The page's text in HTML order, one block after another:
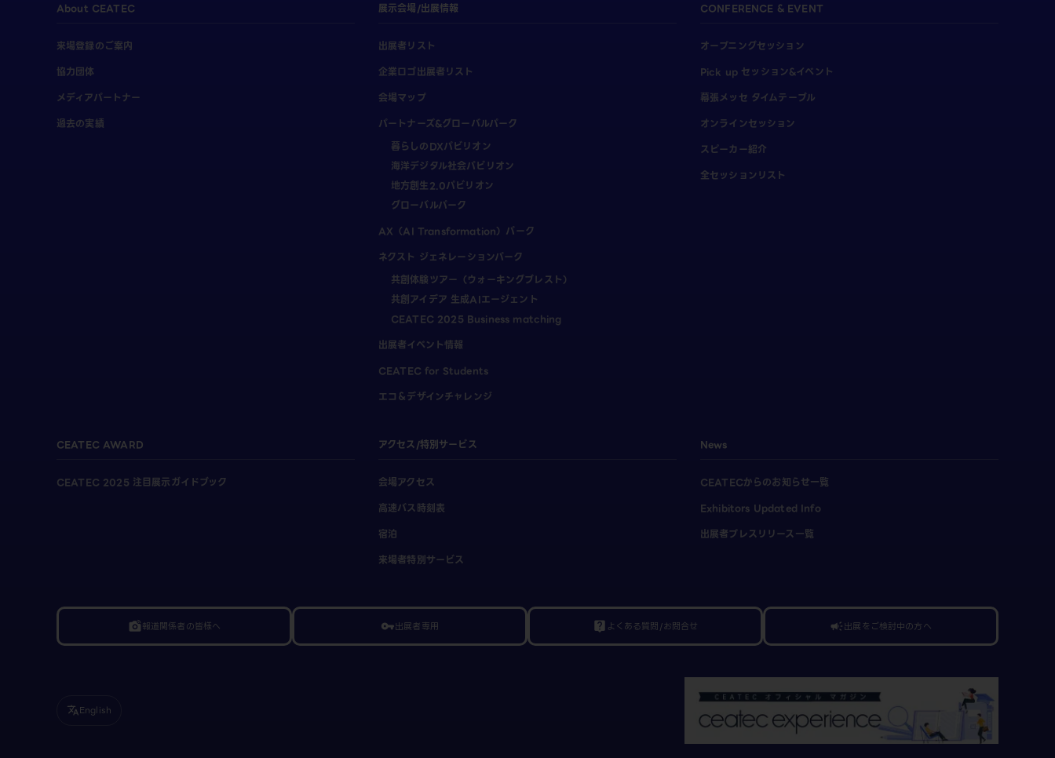
About CEATEC
来場登録のご案内
協力団体
メディアパートナー
過去の実績
展示会場/出展情報
出展者リスト
企業ロゴ出展者リスト
会場マップ
パートナーズ&グローバルパーク
暮らしのDXパビリオン
海洋デジタル社会パビリオン
地方創生2.0パビリオン
グローバルパーク
AX（AI Transformation）パーク
ネクスト ジェネレーションパーク
共創体験ツアー（ウォーキングブレスト）
共創アイデア 生成AIエージェント
CEATEC 2025 Business matching
出展者イベント情報
CEATEC for Students
エコ＆デザインチャレンジ
CONFERENCE & EVENT
オープニングセッション
Pick up セッション&イベント
幕張メッセ タイムテーブル
オンラインセッション
スピーカー紹介
全セッションリスト
CEATEC AWARD
CEATEC 2025 注目展示ガイドブック
アクセス/特別サービス
会場アクセス
高速バス時刻表
宿泊
来場者特別サービス
News
CEATECからのお知らせ一覧
Exhibitors Updated Info
出展者プレスリリース一覧
linked_camera報道関係者の皆様へ vpn_key出展者専用 live_help よくある質問/お問合せ campaign出展をご検討中の方へ
translateEnglish